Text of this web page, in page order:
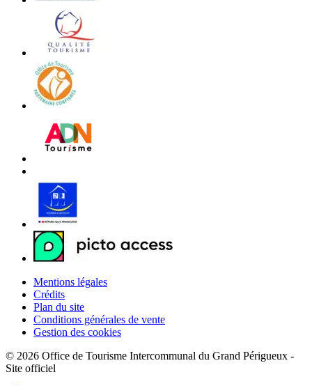
Mentions légales
Crédits
Plan du site
Conditions générales de vente
Gestion des cookies
© 2026 Office de Tourisme Intercommunal du Grand Périgueux -
Site officiel